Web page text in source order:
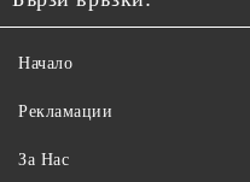
Начало
Рекламации
За Нас